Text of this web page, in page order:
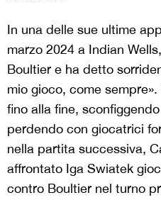
In una delle sue ultime
marzo 2024 a Indian
Boultier e ha detto
mio gioco, come
fino alla fine,
perdendo con giocatrici
nella partita successiva,
affrontato Iga Swiatek
contro Boultier nel turno